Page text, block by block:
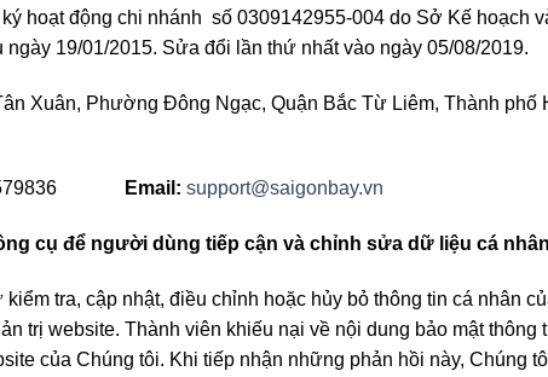
hoạt động chi nhánh số 0309142955-004 do Sở Kế hoạch
ngày 19/01/2015. Sửa đổi lần thứ nhất vào ngày 05/08/2019.
Xuân, Phường Đông Ngạc, Quận Bắc Từ Liêm, Thành phố
Email: support@saigonbay.vn
cụ để người dùng tiếp cận và chỉnh sửa dữ liệu cá
tra, cập nhật, điều chỉnh hoặc hủy bỏ thông tin cá nhân
trị website. Thành viên khiếu nại về nội dung bảo mật thông
của Chúng tôi. Khi tiếp nhận những phản hồi này, Chúng